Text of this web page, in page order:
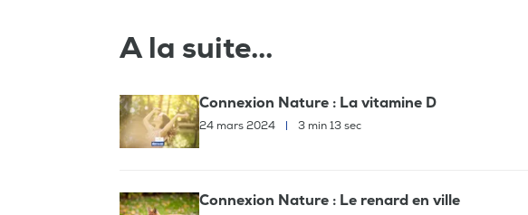
A la suite...
Connexion Nature : La vitamine D
24 mars 2024 | 3 min 13 sec
Connexion Nature : Le renard en ville